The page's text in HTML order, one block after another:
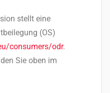
stellt eine
(OS)
consumers/odr.
Sie oben im